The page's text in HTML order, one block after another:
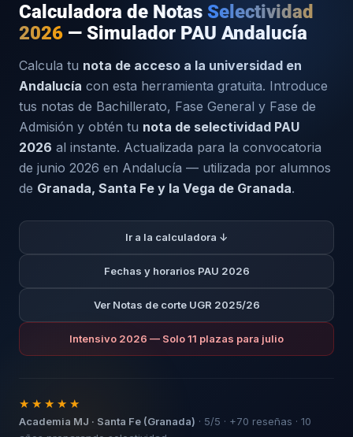
Calculadora de Notas Selectividad
2026 — Simulador PAU Andalucía
Calcula tu nota de acceso a la universidad en
Andalucía con esta herramienta gratuita. Introduce
tus notas de Bachillerato, Fase General y Fase de
Admisión y obtén tu nota de selectividad PAU
2026 al instante. Actualizada para la convocatoria
de junio 2026 en Andalucía — utilizada por alumnos
de Granada, Santa Fe y la Vega de Granada.
Ir a la calculadora ↓
Fechas y horarios PAU 2026
Ver Notas de corte UGR 2025/26
Intensivo 2026 — Solo 11 plazas para julio
★★★★★
Academia MJ · Santa Fe (Granada) · 5/5 · +70 reseñas · 10